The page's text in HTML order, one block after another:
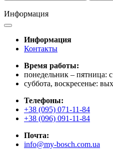
Информация
Информация
Контакты
Время работы:
понедельник – пятница:
суббота, воскресенье:
Телефоны:
+38 (095) 071-11-84
+38 (096) 091-11-84
Почта:
info@my-bosch.com.ua